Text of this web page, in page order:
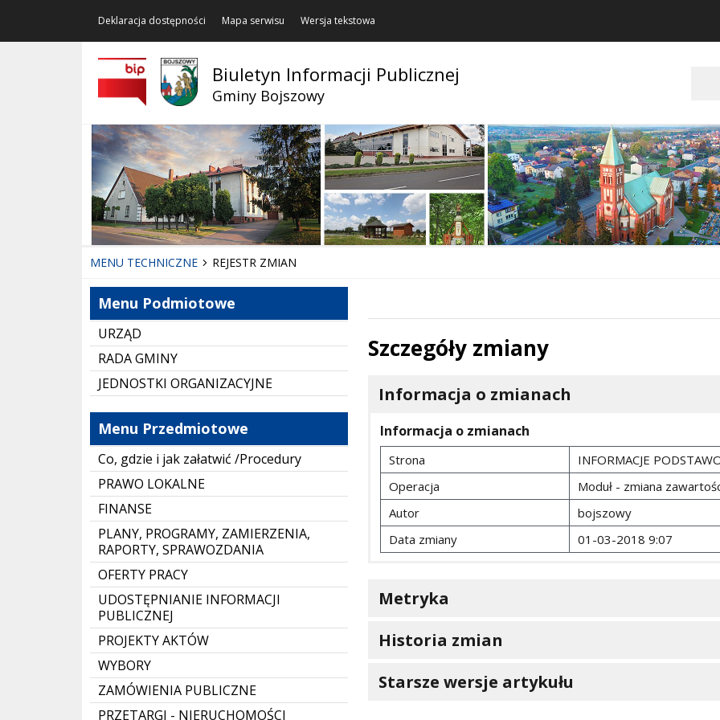
Deklaracja dostępności Mapa serwisu Wersja tekstowa
Biuletyn Informacji Publicznej
Gminy Bojszowy
MENU TECHNICZNE REJESTR ZMIAN
Menu Podmiotowe
URZĄD
RADA GMINY
JEDNOSTKI ORGANIZACYJNE
Menu Przedmiotowe
Co, gdzie i jak załatwić /Procedury
PRAWO LOKALNE
FINANSE
PLANY, PROGRAMY, ZAMIERZENIA,
RAPORTY, SPRAWOZDANIA
OFERTY PRACY
UDOSTĘPNIANIE INFORMACJI
PUBLICZNEJ
PROJEKTY AKTÓW
WYBORY
ZAMÓWIENIA PUBLICZNE
PRZETARGI - NIERUCHOMOŚCI
Szczegóły zmiany
Informacja o zmianach
Informacja o zmianach
Strona
INFORMACJE
Operacja
Moduł - zmiana
Autor
bojszowy
Data zmiany
01-03-2018 9:07
Metryka
Historia zmian
Starsze wersje artykułu